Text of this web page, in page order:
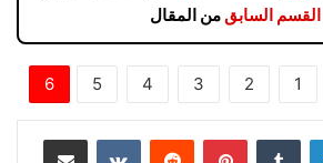
القسم السابقمن المقال
1
2
3
4
5
6
لينكدإن بينتيريست مشاركة عبر البريد